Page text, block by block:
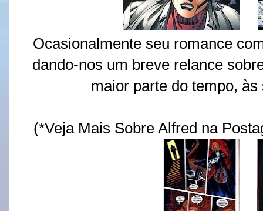
Ocasionalmente seu romance
dando-nos um breve relance
maior parte do tempo,
(*Veja Mais Sobre Alfred na